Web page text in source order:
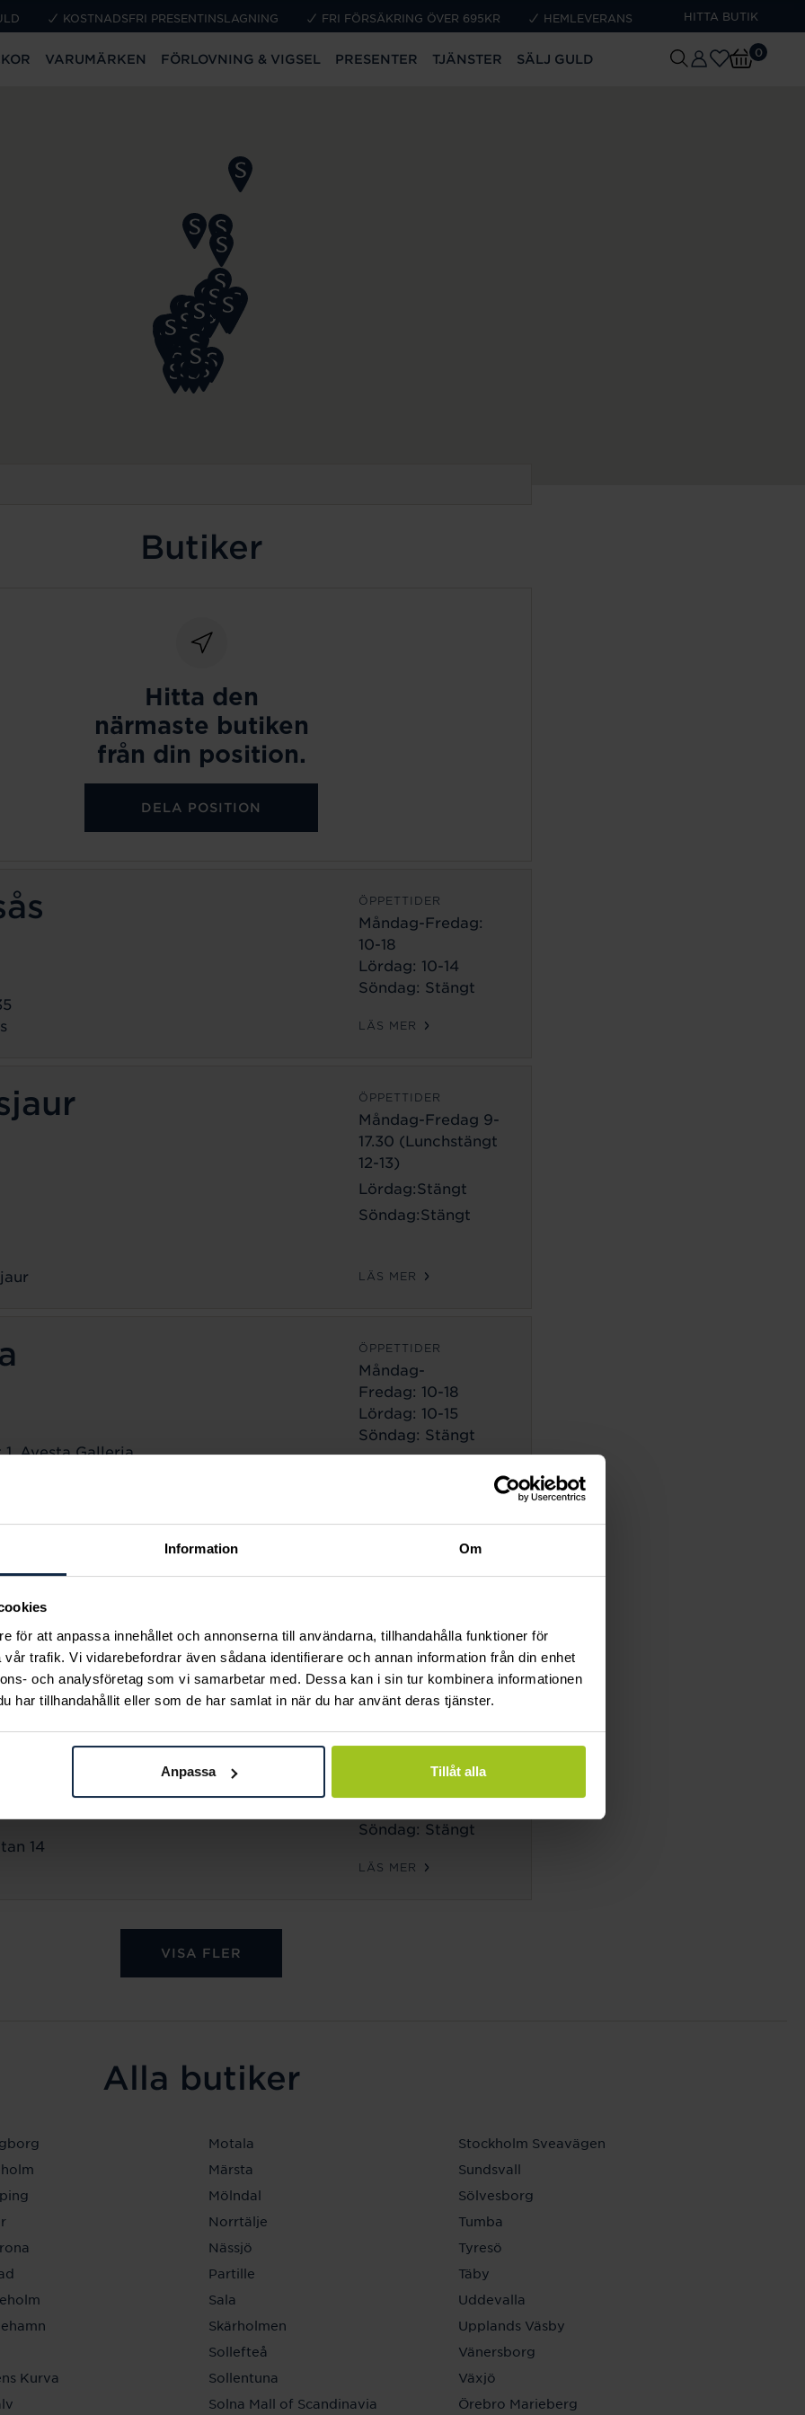
Information Om
för att anpassa innehållet och annonserna till användarna, tillhandahålla funktioner för
trafik. Vi vidarebefordrar även sådana identifierare och annan information från din enhet
och analysföretag som vi samarbetar med. Dessa kan i sin tur kombinera informationen
har tillhandahållit eller som de har samlat in när du har använt deras tjänster.
Anpassa Tillåt alla
KOSTNADSFRI PRESENTINSLAGNING FRI FÖRSÄKRING ÖVER 695KR HEMLEVERANS HITTA BUTIK
VARUMÄRKEN FÖRLOVNING & VIGSEL PRESENTER TJÄNSTER SÄLJ GULD 0
Butiker
Hitta den
närmaste butiken
från din position.
DELA POSITION
ÖPPETTIDER
Måndag-Fredag:
10-18
Lördag: 10-14
Söndag: Stängt
LÄS MER
ÖPPETTIDER
Måndag-Fredag 9-
17.30 (Lunchstängt
12-13)
Lördag:Stängt
Söndag:Stängt
LÄS MER
Avesta Galleria
ÖPPETTIDER
Måndag-
Fredag: 10-18
Lördag: 10-15
Söndag: Stängt
Söndag: Stängt
14
Söndag: Stängt
LÄS MER
VISA FLER
Alla butiker
Kurva
Motala
Märsta
Mölndal
Norrtälje
Nässjö
Partille
Sala
Skärholmen
Sollefteå
Sollentuna
Solna Mall of Scandinavia
Stockholm Sveavägen
Sundsvall
Sölvesborg
Tumba
Tyresö
Täby
Uddevalla
Upplands Väsby
Vänersborg
Växjö
Örebro Marieberg